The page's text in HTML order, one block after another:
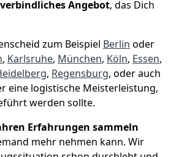
Angebot, das Dich
zum Beispiel Berlin oder
, Karlsruhe, München, Köln, Essen,
, Regensburg, oder auch
eine logistische Meisterleistung,
werden sollte.
Erfahrungen sammeln
mehr nehmen kann. Wir